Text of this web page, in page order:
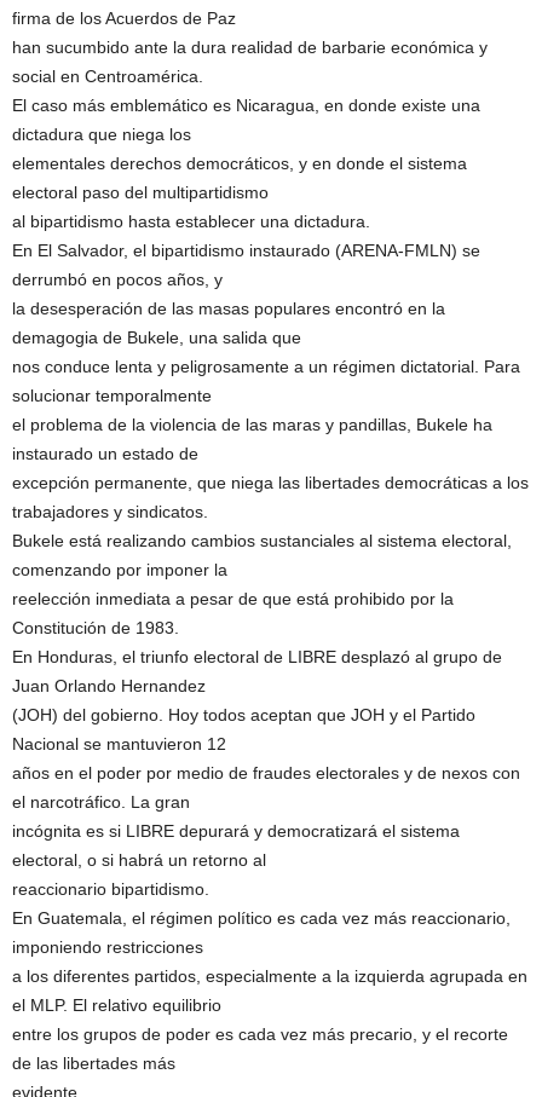
firma de los Acuerdos de Paz
han sucumbido ante la dura realidad de barbarie económica y
social en Centroamérica.
El caso más emblemático es Nicaragua, en donde existe una
dictadura que niega los
elementales derechos democráticos, y en donde el sistema
electoral paso del multipartidismo
al bipartidismo hasta establecer una dictadura.
En El Salvador, el bipartidismo instaurado (ARENA-FMLN) se
derrumbó en pocos años, y
la desesperación de las masas populares encontró en la
demagogia de Bukele, una salida que
nos conduce lenta y peligrosamente a un régimen dictatorial. Para
solucionar temporalmente
el problema de la violencia de las maras y pandillas, Bukele ha
instaurado un estado de
excepción permanente, que niega las libertades democráticas a los
trabajadores y sindicatos.
Bukele está realizando cambios sustanciales al sistema electoral,
comenzando por imponer la
reelección inmediata a pesar de que está prohibido por la
Constitución de 1983.
En Honduras, el triunfo electoral de LIBRE desplazó al grupo de
Juan Orlando Hernandez
(JOH) del gobierno. Hoy todos aceptan que JOH y el Partido
Nacional se mantuvieron 12
años en el poder por medio de fraudes electorales y de nexos con
el narcotráfico. La gran
incógnita es si LIBRE depurará y democratizará el sistema
electoral, o si habrá un retorno al
reaccionario bipartidismo.
En Guatemala, el régimen político es cada vez más reaccionario,
imponiendo restricciones
a los diferentes partidos, especialmente a la izquierda agrupada en
el MLP. El relativo equilibrio
entre los grupos de poder es cada vez más precario, y el recorte
de las libertades más
evidente.